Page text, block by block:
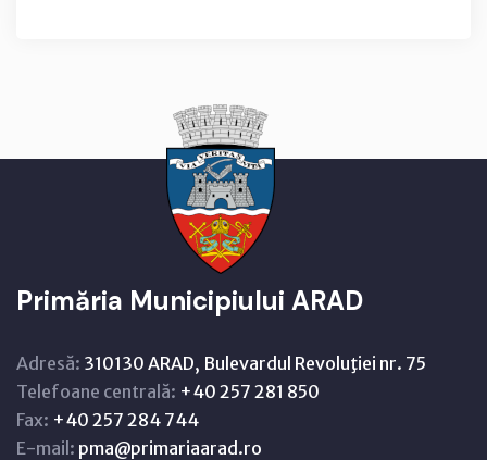
Primăria Municipiului ARAD
Adresă: 310130 ARAD, Bulevardul Revoluţiei nr. 75
Telefoane centrală: +40 257 281 850
Fax: +40 257 284 744
E-mail: pma@primariaarad.ro